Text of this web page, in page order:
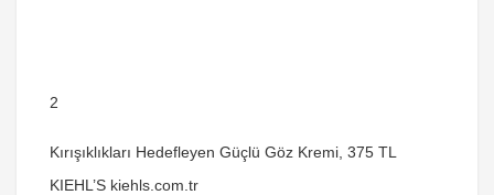
2
Kırışıklıkları Hedefleyen Güçlü Göz Kremi, 375 TL
KIEHL’S kiehls.com.tr